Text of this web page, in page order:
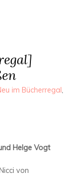
im Bücherregal,
Helge Vogt
von